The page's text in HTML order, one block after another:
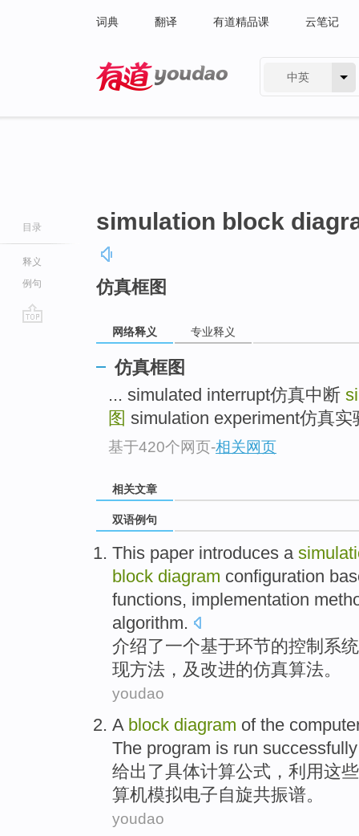
词典 翻译 有道精品课 云笔记
中英
目录
释义
例句
simulation block
仿真框图
网络释义 专业释义
仿真框图
... simulated interrupt仿真中断
图 simulation experiment仿真实
基于420个网页-相关网页
相关文章
双语例句
This paper introduces a
block diagram configuration
functions, implementation
algorithm.
介绍了一个基于环节的控制 系统
现方法 ， 及 改进的仿真算法。
youdao
A block diagram of the
The program is run
给出 了具体计算公式，利用这些
算机模拟电子自旋共振谱。
youdao